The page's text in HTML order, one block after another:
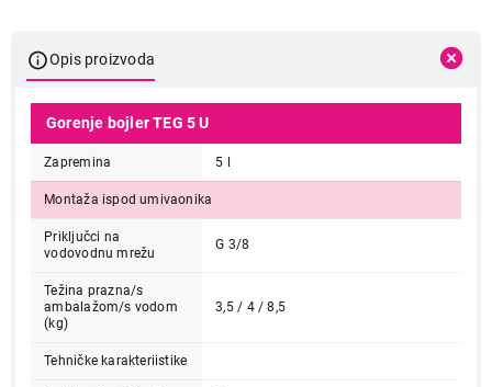
Opis proizvoda
Gorenje bojler TEG 5 U
Zapremina 5 l
Montaža ispod umivaonika
Priključci na
vodovodnu mrežu
G 3/8
Težina prazna/s
ambalažom/s vodom
(kg)
3,5 / 4 / 8,5
Tehničke karakteriistike